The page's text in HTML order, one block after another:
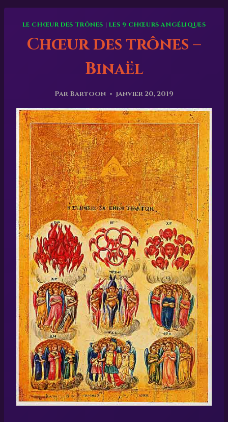
LE CHŒUR DES TRÔNES | LES 9 CHŒURS ANGÉLIQUES
Chœur des trônes –
Binaël
Par Bartoon janvier 20, 2019